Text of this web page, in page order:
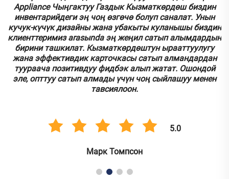
Appliance Чыңгактуу Газдык Кызматкөрдөш биздин
инвентарийдеги эң чоң өзгөчө болуп саналат. Унын
кучук-күчүк дизайны жана убакыты куланышы биздин
клиенттеримиз аrasыnda эң жеңил сатып алымдардын
бирини ташкилат. Кызматкөрдөштун ырааттуулугу
жана эффективдик карточкасы сатып алмандардан
туураача позитивдуу фидбэк алып жатат. Ошондой
эле, опттуу сатып алмады үчүн чоң сыйлашуу менен
тавсиялоон.
5.0
Марк Томпсон